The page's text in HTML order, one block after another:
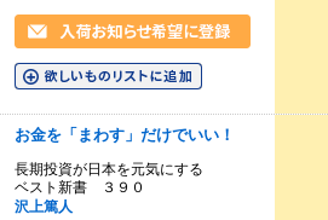
お金を「まわす」だけでいい！
長期投資が日本を元気にする
ベスト新書 ３９０
沢上篤人